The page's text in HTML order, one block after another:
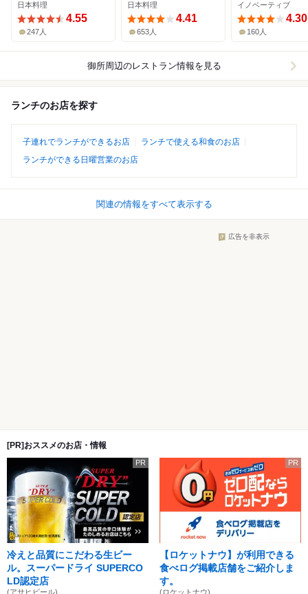
日本料理
4.55
247人
日本料理
4.41
653人
イノベーティブ
4.30
160人
御所周辺のレストラン情報を見る
ランチのお店を探す
子連れでランチができるお店
ランチで使える和食のお店
ランチができる日曜営業のお店
関連の情報をすべて表示する
広告を非表示
[PR]おススメのお店・情報
PR
冷えと品質にこだわる生ビー
ル。スーパードライ SUPERCO
LD認定店
(アサヒビール)
PR
【ロケットナウ】が利用できる
食べログ掲載店舗をご紹介しま
す。
(ロケットナウ)